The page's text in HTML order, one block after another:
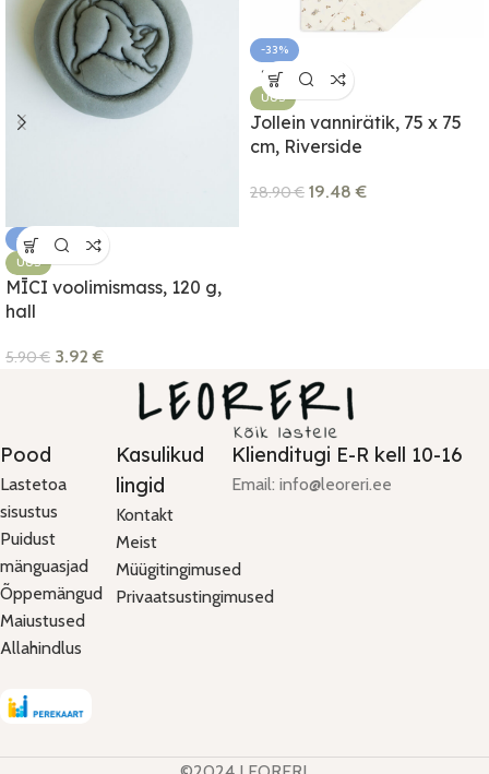
-34%
UUS
MĪCI voolimismass, 120 g,
hall
5.90€ 3.92€
-33%
SOLD OUT
UUS
Jollein vannirätik, 75 x 75
cm, Riverside
28.90€ 19.48€
Pood
Lastetoa
sisustus
Puidust
mänguasjad
Õppemängud
Maiustused
Allahindlus
Kasulikud
lingid
Kontakt
Meist
Müügitingimused
Privaatsustingimused
Klienditugi E-R kell 10-16
Email: info@leoreri.ee